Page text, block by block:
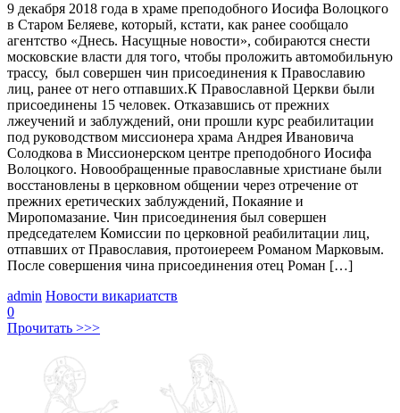
9 декабря 2018 года в храме преподобного Иосифа Волоцкого
в Старом Беляеве, который, кстати, как ранее сообщало
агентство «Днесь. Насущные новости», собираются снести
московские власти для того, чтобы проложить автомобильную
трассу, был совершен чин присоединения к Православию
лиц, ранее от него отпавших.К Православной Церкви были
присоединены 15 человек. Отказавшись от прежних
лжеучений и заблуждений, они прошли курс реабилитации
под руководством миссионера храма Андрея Ивановича
Солодкова в Миссионерском центре преподобного Иосифа
Волоцкого. Новообращенные православные христиане были
восстановлены в церковном общении через отречение от
прежних еретических заблуждений, Покаяние и
Миропомазание. Чин присоединения был совершен
председателем Комиссии по церковной реабилитации лиц,
отпавших от Православия, протоиереем Романом Марковым.
После совершения чина присоединения отец Роман […]
admin Новости викариатств
0
Прочитать >>>